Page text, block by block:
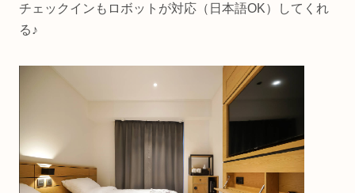
チェックインもロボットが対応（日本語OK）してくれ
る♪